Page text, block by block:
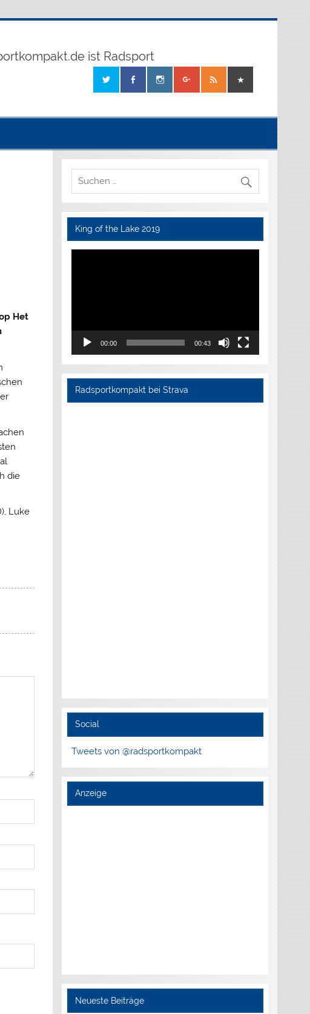
ist Radsport
Het
die
Luke
King of the Lake 2019
Video-
00:00 00:43
Radsportkompakt bei Strava
Social
Tweets von @radsportkompakt
Anzeige
Neueste Beiträge